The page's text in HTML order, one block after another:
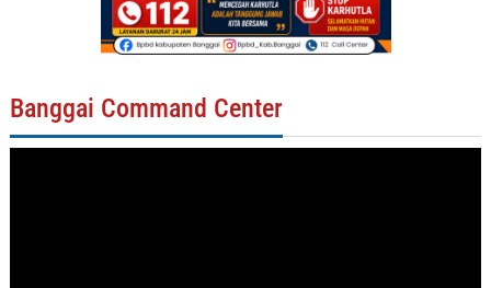
Banggai Command Center